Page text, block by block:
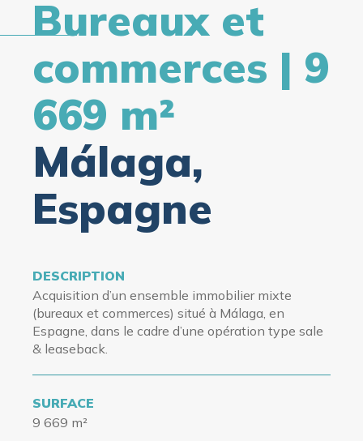
Bureaux et
commerces | 9
669 m²
Málaga,
Espagne
DESCRIPTION
Acquisition d’un ensemble immobilier mixte
(bureaux et commerces) situé à Málaga, en
Espagne, dans le cadre d’une opération type sale
& leaseback.
SURFACE
9 669 m²